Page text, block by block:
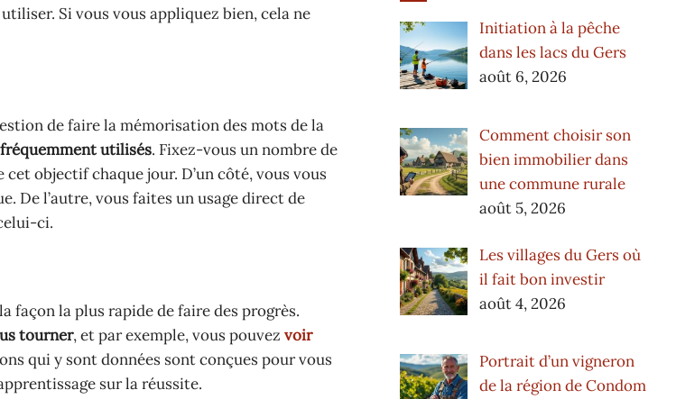
Si vous vous appliquez bien, cela ne
de faire la mémorisation des mots de la
utilisés. Fixez-vous un nombre de
objectif chaque jour. D’un côté, vous vous
De l’autre, vous faites un usage direct de
ci.
façon la plus rapide de faire des progrès.
tourner, et par exemple, vous pouvez voir
qui y sont données sont conçues pour vous
sur la réussite.
Initiation à la pêche
dans les lacs du Gers
août 6, 2026
Comment choisir son
bien immobilier dans
une commune rurale
août 5, 2026
Les villages du Gers où
il fait bon investir
août 4, 2026
Portrait d’un vigneron
de la région de Condom